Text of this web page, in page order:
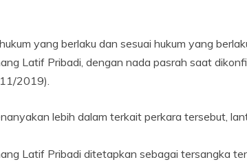
yang berlaku dan sesuai hukum yang
Latif Pribadi, dengan nada pasrah saat
2019).
lebih dalam terkait perkara tersebut,
Latif Pribadi ditetapkan sebagai tersangka